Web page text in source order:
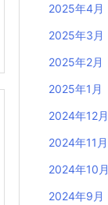
2025年4月
2025年3月
2025年2月
2025年1月
2024年12月
2024年11月
2024年10月
2024年9月